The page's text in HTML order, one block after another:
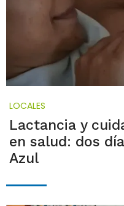
LOCALES
Lactancia y
en salud: dos
Azul